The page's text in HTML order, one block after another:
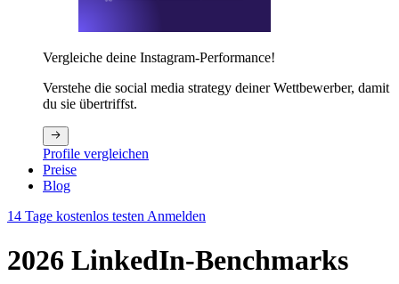
Vergleiche deine Instagram-Performance!
Verstehe die social media strategy deiner Wettbewerber, damit
du sie übertriffst.
Profile vergleichen
Preise
Blog
14 Tage kostenlos testenAnmelden
2026 LinkedIn-Benchmarks